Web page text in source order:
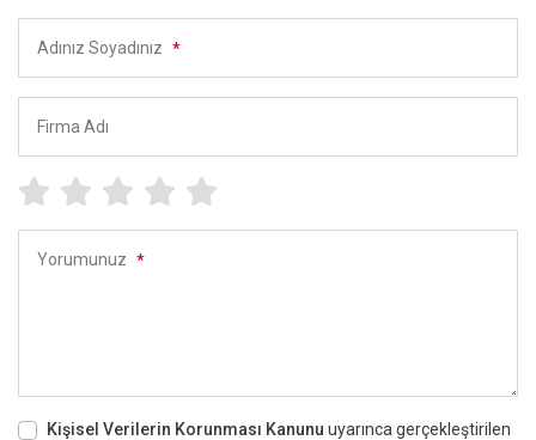
Adınız Soyadınız *
Firma Adı
Yorumunuz *
Kişisel Verilerin Korunması Kanunu uyarınca gerçekleştirilen